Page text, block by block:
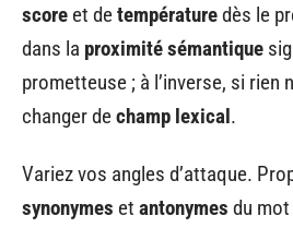
score et detempératuredès le
dans la proximité sémantique
prometteuse ; à l’inverse, si rien
changer dechamp lexical.
Variez vos angles d’attaque.
synonymes et antonymes du